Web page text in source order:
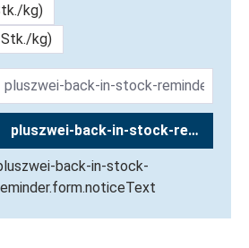
kg)
kg)
pluszwei-back-in-stock-
back-in-stock-